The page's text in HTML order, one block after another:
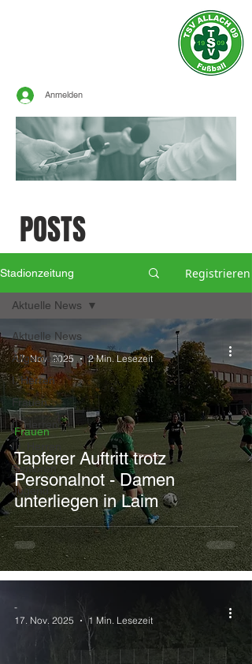
Anmelden
POSTS
Stadionzeitung Registrieren
Aktuelle News
Allgemein
I. Herren
Frauen
II. Herren
III. Herren
Senioren
Jugend
Aktuelle News
Tapferer Auftritt trotz
Personalnot - Damen
unterliegen in Laim
Frauen
-
17. Nov. 2025
2 Min. Lesezeit
-
17. Nov. 2025
1 Min. Lesezeit